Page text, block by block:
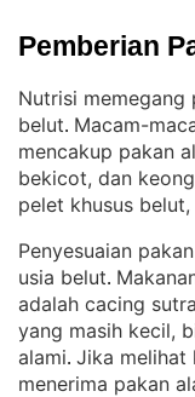
Pemberian
Nutrisi memegang
belut. Macam-
mencakup pakan
bekicot, dan
pelet khusus
Penyesuaian
usia belut.
adalah cacing
yang masih kecil,
alami. Jika melihat
menerima pakan